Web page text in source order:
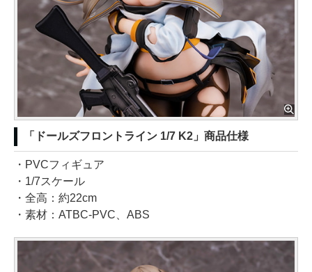
「ドールズフロントライン 1/7 K2」商品仕様
・PVCフィギュア
・1/7スケール
・全高：約22cm
・素材：ATBC-PVC、ABS